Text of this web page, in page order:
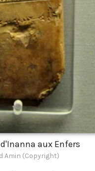
aux Enfers
Amin (Copyright)